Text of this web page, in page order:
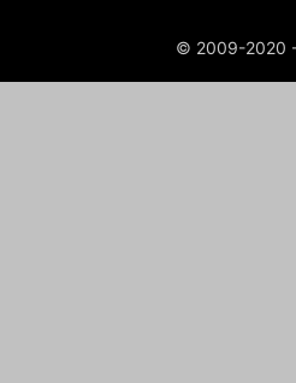
© 2009-2020